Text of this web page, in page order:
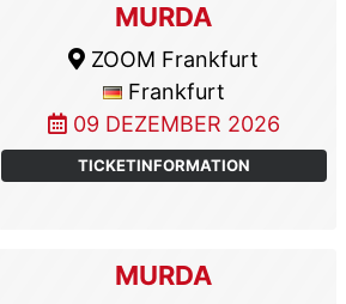
MURDA
ZOOM Frankfurt
Frankfurt
09 DEZEMBER 2026
TICKETINFORMATION
MURDA